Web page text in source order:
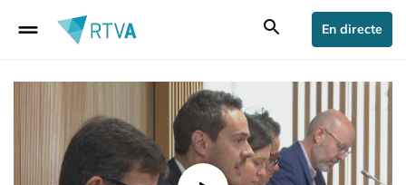
drag_handle search En directe